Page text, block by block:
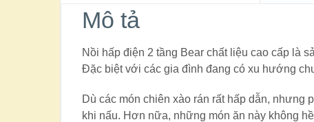
Mô tả
Nồi hấp điện 2 tầng Bear chất liệu cao cấp là
Đặc biệt với các gia đình đang có xu hướng
Dù các món chiên xào rán rất hấp dẫn,
khi nấu. Hơn nữa, những món ăn này không